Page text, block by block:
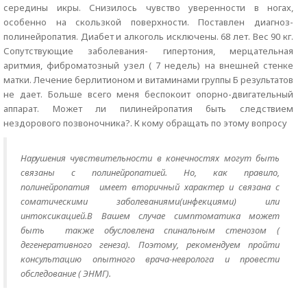
середины икры. Снизилось чувство уверенности в ногах,
особенно на скользкой поверхности. Поставлен диагноз-
полинейропатия. Диабет и алкоголь исключены. 68 лет. Вес 90 кг.
Сопутствующие заболевания- гипертония, мерцательная
аритмия, фиброматозный узел ( 7 недель) на внешней стенке
матки. Лечение берлитионом и витаминами группы Б результатов
не дает. Больше всего меня беспокоит опорно-двигательный
аппарат. Может ли пилинейропатия быть следствием
нездорового позвоночника?. К кому обращать по этому вопросу
Нарушения чувствительности в конечностях могут быть
связаны с полинейропатией. Но, как правило,
полинейропатия имеет вторичный характер и связана с
соматическими заболеваниями(инфекциями) или
интоксикацией.В Вашем случае симптоматика может
быть также обусловлена спинальным стенозом (
дегенеративного генеза). Поэтому, рекомендуем пройти
консультацию опытного врача-невролога и провести
обследование ( ЭНМГ).